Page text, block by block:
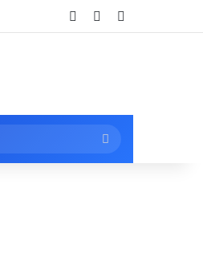
Entrar Artigo aleatório
Procurar
por